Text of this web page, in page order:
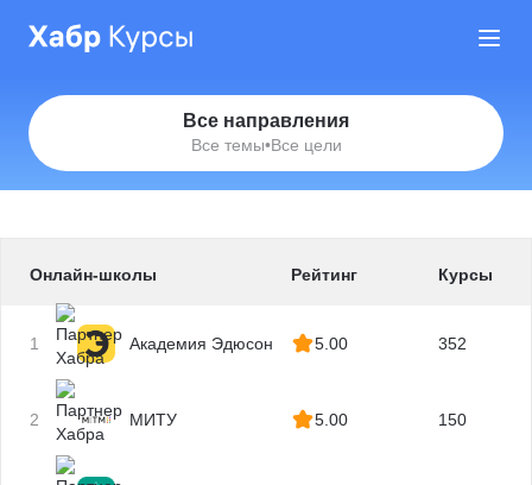
Все направления
Все темы•Все цели
Онлайн-школы Рейтинг Курсы
1 Академия Эдюсон 5.00 352
2 МИТУ 5.00 150